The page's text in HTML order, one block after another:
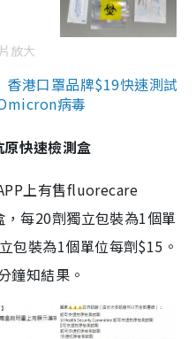
放大
港口罩品牌$19快速測試
病毒
快速檢測盒
上有售fluorecare
每20劑獨立包裝為1個單
包裝為1個單位每劑$15。
鐘知結果。